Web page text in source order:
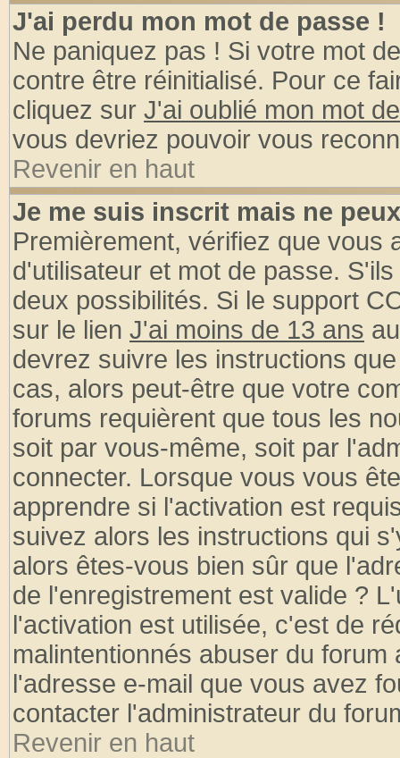
J'ai perdu mon mot de passe !
Ne paniquez pas ! Si votre mot
contre être réinitialisé. Pour ce
cliquez sur J'ai oublié mon mot
vous devriez pouvoir vous
Revenir en haut
Je me suis inscrit mais ne
Premièrement, vérifiez que vous
d'utilisateur et mot de passe.
deux possibilités. Si le support
sur le lien J'ai moins de 13 ans
devrez suivre les instructions
cas, alors peut-être que votre
forums requièrent que tous les
soit par vous-même, soit par
connecter. Lorsque vous vous
apprendre si l'activation est
suivez alors les instructions qui
alors êtes-vous bien sûr que
de l'enregistrement est valide ?
l'activation est utilisée, c'est de
malintentionnés abuser du
l'adresse e-mail que vous avez
contacter l'administrateur du
Revenir en haut